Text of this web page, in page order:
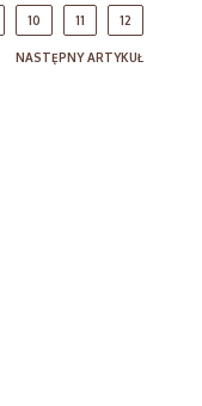
10 11 12
NASTĘPNY ARTYKUŁ